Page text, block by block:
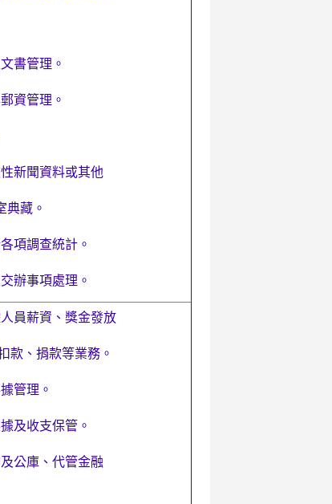
書管理。
資管理。
新聞資料或其他
典藏。
項調查統計。
辦事項處理。
員薪資、獎金發放
款、捐款等業務。
管理。
及收支保管。
公庫、代管金融